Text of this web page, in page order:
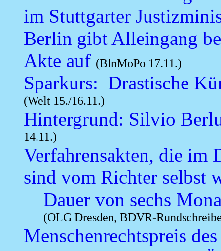
im Stuttgarter
Berlin gibt Alleingang
Akte auf (BlnMoPo 17.11.)
Sparkurs: Drastische
(Welt 15./16.11.)
Hintergrund: Silvio
14.11.)
Verfahrensakten, die im
sind vom Richter selbst
Dauer von sechs
(OLG Dresden, BDVR-
Menschenrechtspreis